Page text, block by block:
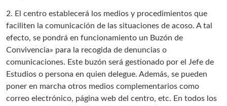
2. El centro establecerá los medios y procedimientos que
faciliten la comunicación de las situaciones de acoso. A tal
efecto, se pondrá en funcionamiento un Buzón de
Convivencia» para la recogida de denuncias o
comunicaciones. Este buzón será gestionado por el Jefe de
Estudios o persona en quien delegue. Además, se pueden
poner en marcha otros medios complementarios como
correo electrónico, página web del centro, etc. En todos los